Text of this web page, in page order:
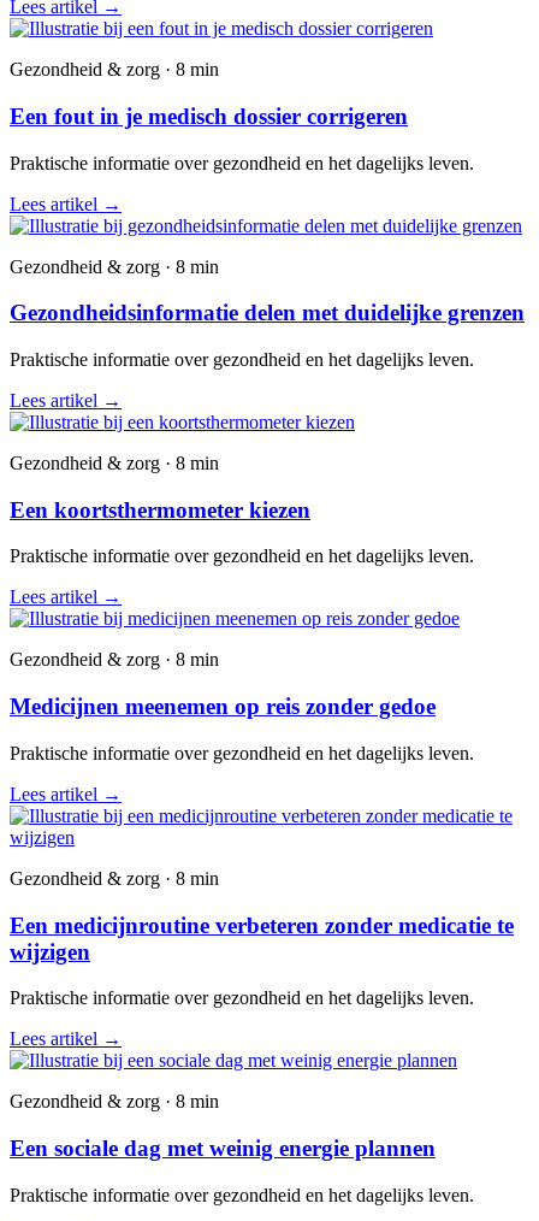
Lees artikel →
Gezondheid & zorg · 8 min
Een fout in je medisch dossier corrigeren
Praktische informatie over gezondheid en het dagelijks leven.
Lees artikel →
Gezondheid & zorg · 8 min
Gezondheidsinformatie delen met duidelijke grenzen
Praktische informatie over gezondheid en het dagelijks leven.
Lees artikel →
Gezondheid & zorg · 8 min
Een koortsthermometer kiezen
Praktische informatie over gezondheid en het dagelijks leven.
Lees artikel →
Gezondheid & zorg · 8 min
Medicijnen meenemen op reis zonder gedoe
Praktische informatie over gezondheid en het dagelijks leven.
Lees artikel →
Gezondheid & zorg · 8 min
Een medicijnroutine verbeteren zonder medicatie te
wijzigen
Praktische informatie over gezondheid en het dagelijks leven.
Lees artikel →
Gezondheid & zorg · 8 min
Een sociale dag met weinig energie plannen
Praktische informatie over gezondheid en het dagelijks leven.